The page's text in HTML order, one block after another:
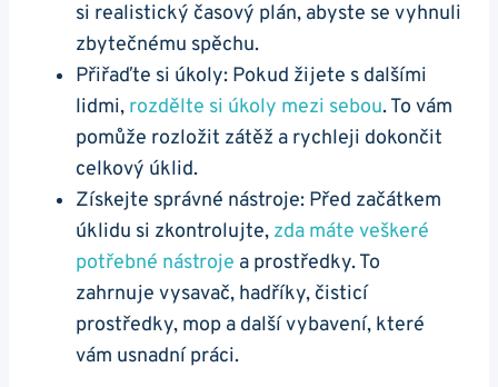
si realistický časový plán, abyste se vyhnuli
zbytečnému spěchu.
Přiřaďte si úkoly: Pokud žijete s dalšími
lidmi, rozdělte si úkoly mezi sebou. To vám
pomůže rozložit zátěž a rychleji dokončit
celkový úklid.
Získejte správné nástroje: Před začátkem
úklidu si zkontrolujte, zda máte veškeré
potřebné nástroje a prostředky. To
zahrnuje vysavač, hadříky, čisticí
prostředky, mop a další vybavení, které
vám usnadní práci.